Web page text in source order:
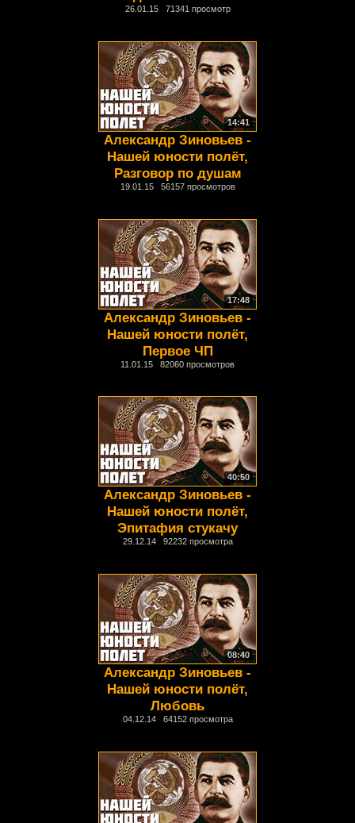
26.01.15 71341 просмотр
14:41
Александр Зиновьев -
Нашей юности полёт,
Разговор по душам
19.01.15 56157 просмотров
17:48
Александр Зиновьев -
Нашей юности полёт,
Первое ЧП
11.01.15 82060 просмотров
40:50
Александр Зиновьев -
Нашей юности полёт,
Эпитафия стукачу
29.12.14 92232 просмотра
08:40
Александр Зиновьев -
Нашей юности полёт,
Любовь
04.12.14 64152 просмотра